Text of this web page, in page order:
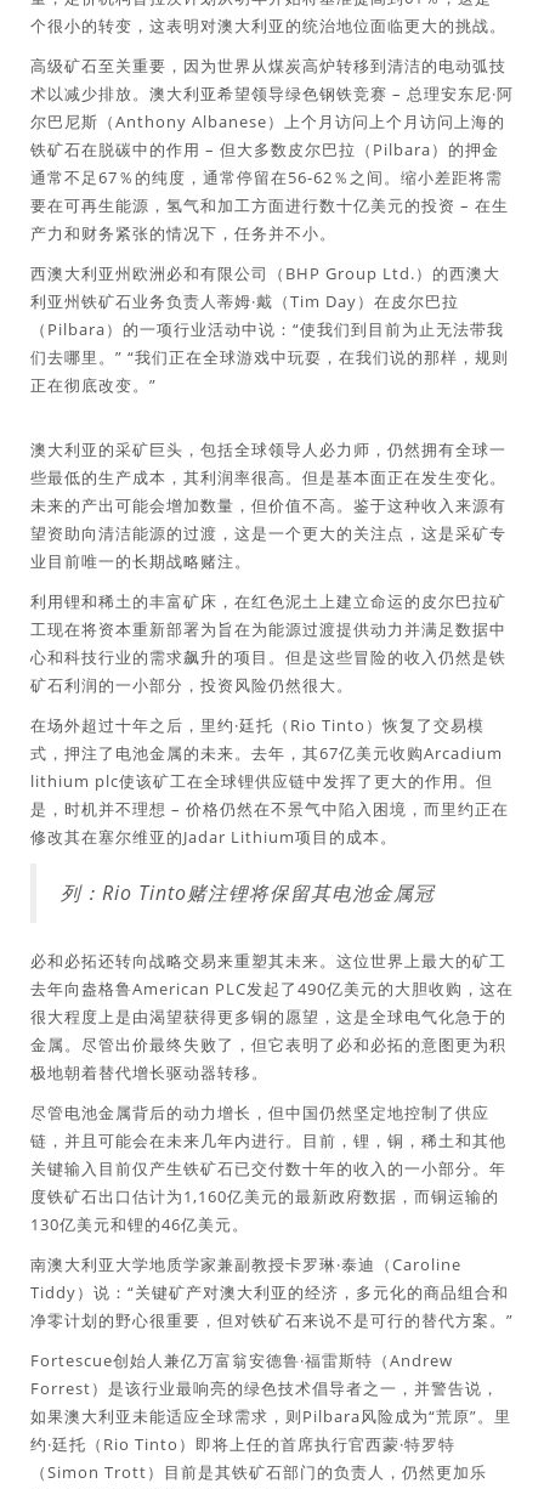
个很小的转变，这表明对澳大利亚的统治地位面临更大的挑战。
高级矿石至关重要，因为世界从煤炭高炉转移到清洁的电动弧技
术以减少排放。澳大利亚希望领导绿色钢铁竞赛 – 总理安东尼·阿
尔巴尼斯（Anthony Albanese）上个月访问上个月访问上海的
铁矿石在脱碳中的作用 – 但大多数皮尔巴拉（Pilbara）的押金
通常不足67％的纯度，通常停留在56-62％之间。缩小差距将需
要在可再生能源，氢气和加工方面进行数十亿美元的投资 – 在生
产力和财务紧张的情况下，任务并不小。
西澳大利亚州欧洲必和有限公司（BHP Group Ltd.）的西澳大
利亚州铁矿石业务负责人蒂姆·戴（Tim Day）在皮尔巴拉
（Pilbara）的一项行业活动中说：“使我们到目前为止无法带我
们去哪里。” “我们正在全球游戏中玩耍，在我们说的那样，规则
正在彻底改变。”
澳大利亚的采矿巨头，包括全球领导人必力师，仍然拥有全球一
些最低的生产成本，其利润率很高。但是基本面正在发生变化。
未来的产出可能会增加数量，但价值不高。鉴于这种收入来源有
望资助向清洁能源的过渡，这是一个更大的关注点，这是采矿专
业目前唯一的长期战略赌注。
利用锂和稀土的丰富矿床，在红色泥土上建立命运的皮尔巴拉矿
工现在将资本重新部署为旨在为能源过渡提供动力并满足数据中
心和科技行业的需求飙升的项目。但是这些冒险的收入仍然是铁
矿石利润的一小部分，投资风险仍然很大。
在场外超过十年之后，里约·廷托（Rio Tinto）恢复了交易模
式，押注了电池金属的未来。去年，其67亿美元收购Arcadium
lithium plc使该矿工在全球锂供应链中发挥了更大的作用。但
是，时机并不理想 – 价格仍然在不景气中陷入困境，而里约正在
修改其在塞尔维亚的Jadar Lithium项目的成本。
列：Rio Tinto赌注锂将保留其电池金属冠
必和必拓还转向战略交易来重塑其未来。这位世界上最大的矿工
去年向盎格鲁American PLC发起了490亿美元的大胆收购，这在
很大程度上是由渴望获得更多铜的愿望，这是全球电气化急于的
金属。尽管出价最终失败了，但它表明了必和必拓的意图更为积
极地朝着替代增长驱动器转移。
尽管电池金属背后的动力增长，但中国仍然坚定地控制了供应
链，并且可能会在未来几年内进行。目前，锂，铜，稀土和其他
关键输入目前仅产生铁矿石已交付数十年的收入的一小部分。年
度铁矿石出口估计为1,160亿美元的最新政府数据，而铜运输的
130亿美元和锂的46亿美元。
南澳大利亚大学地质学家兼副教授卡罗琳·泰迪（Caroline
Tiddy）说：“关键矿产对澳大利亚的经济，多元化的商品组合和
净零计划的野心很重要，但对铁矿石来说不是可行的替代方案。”
Fortescue创始人兼亿万富翁安德鲁·福雷斯特（Andrew
Forrest）是该行业最响亮的绿色技术倡导者之一，并警告说，
如果澳大利亚未能适应全球需求，则Pilbara风险成为“荒原”。里
约·廷托（Rio Tinto）即将上任的首席执行官西蒙·特罗特
（Simon Trott）目前是其铁矿石部门的负责人，仍然更加乐